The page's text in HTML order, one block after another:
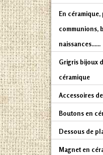
En
communions,
naissances......
Grigris bijoux
céramique
Accessoires
Boutons en
Dessous de
Magnet en